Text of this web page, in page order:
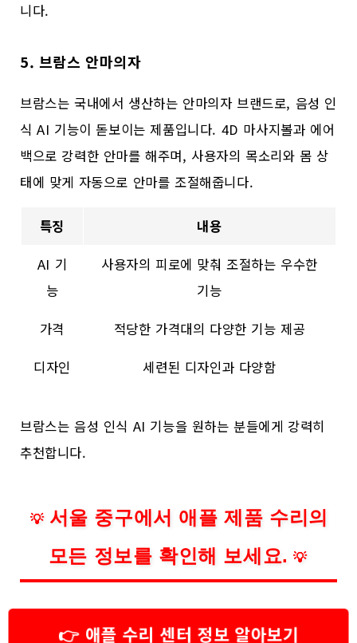
니다.
5. 브람스 안마의자
브람스는 국내에서 생산하는 안마의자 브랜드로, 음성 인
식 AI 기능이 돋보이는 제품입니다. 4D 마사지볼과 에어
백으로 강력한 안마를 해주며, 사용자의 목소리와 몸 상
태에 맞게 자동으로 안마를 조절해줍니다.
특징
내용
AI 기
능
사용자의 피로에 맞춰 조절하는 우수한
기능
가격
적당한 가격대의 다양한 기능 제공
디자인
세련된 디자인과 다양함
브람스는 음성 인식 AI 기능을 원하는 분들에게 강력히
추천합니다.
💡 서울 중구에서 애플 제품 수리의
모든 정보를 확인해 보세요. 💡
👉 애플 수리 센터 정보 알아보기